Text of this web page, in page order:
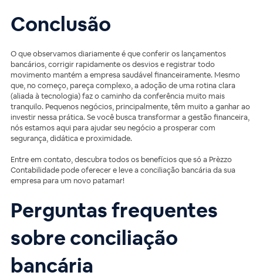
Conclusão
O que observamos diariamente é que conferir os lançamentos
bancários, corrigir rapidamente os desvios e registrar todo
movimento mantém a empresa saudável financeiramente. Mesmo
que, no começo, pareça complexo, a adoção de uma rotina clara
(aliada à tecnologia) faz o caminho da conferência muito mais
tranquilo. Pequenos negócios, principalmente, têm muito a ganhar ao
investir nessa prática. Se você busca transformar a gestão financeira,
nós estamos aqui para ajudar seu negócio a prosperar com
segurança, didática e proximidade.
Entre em contato, descubra todos os benefícios que só a Prèzzo
Contabilidade pode oferecer e leve a conciliação bancária da sua
empresa para um novo patamar!
Perguntas frequentes
sobre conciliação
bancária